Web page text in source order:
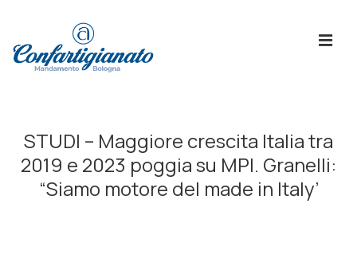
Principale
STUDI – Maggiore crescita Italia tra
2019 e 2023 poggia su MPI. Granelli:
“Siamo motore del made in Italy’